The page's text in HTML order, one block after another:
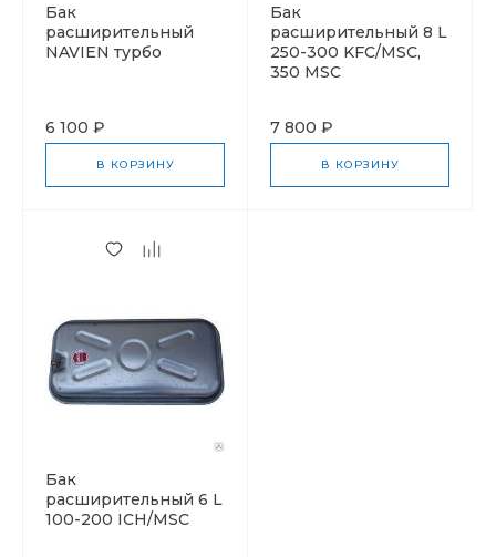
Бак
расширительный
NAVIEN турбо
6 100 ₽
В КОРЗИНУ
Бак
расширительный 8 L
250-300 KFC/MSC,
350 MSC
7 800 ₽
В КОРЗИНУ
Бак
расширительный 6 L
100-200 ICH/MSC